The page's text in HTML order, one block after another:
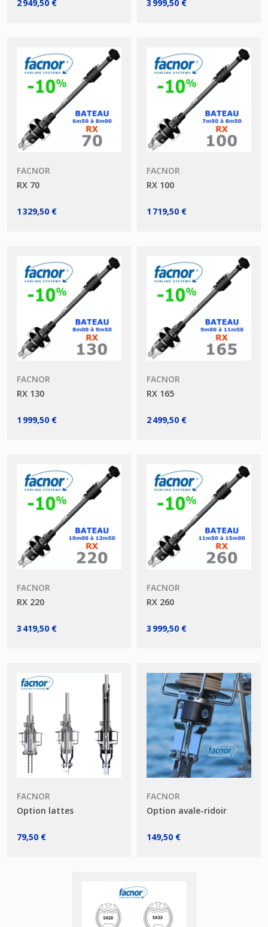
2 949,50 € 3 999,50 €
FACNOR
RX 70
1 329,50 €
FACNOR
RX 100
1 719,50 €
FACNOR
RX 130
1 999,50 €
FACNOR
RX 165
2 499,50 €
FACNOR
RX 220
3 419,50 €
FACNOR
RX 260
3 999,50 €
FACNOR
Option lattes
79,50 €
FACNOR
Option avale-ridoir
149,50 €